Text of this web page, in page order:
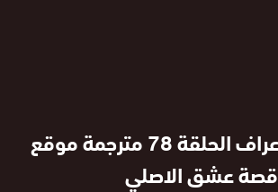
مسلسل الاعراف الحلقة 78 مترجمة موقع
قصة عشق الاصلي